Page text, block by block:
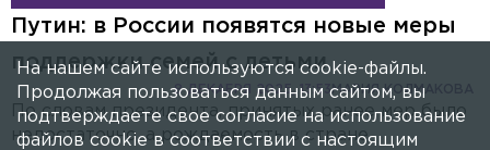
Путин: в России появятся новые меры
поддержки семей с детьми
МАРИЯ КОЛМАКОВА
8 ДЕКАБРЯ 2025, 13:53
По словам президента, принятых ранее мер было
недостаточно, а рождаемость в стране
На нашем сайте используются cookie-файлы.
Продолжая пользоваться данным сайтом, вы
подтверждаете свое согласие на использование
файлов cookie в соответствии с настоящим